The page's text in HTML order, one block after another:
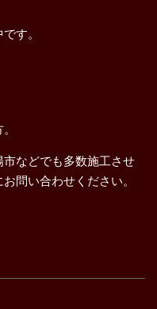
す。
などでも多数施工させ
問い合わせください。